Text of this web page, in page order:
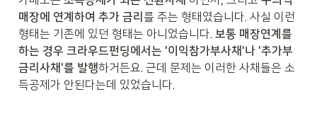
매장에 연계하여 추가 금리 를 주는 형태였습니다. 사실 이런
형태는 기존에 있던 형태는 아니었습니다. 보통 매장연계를
하는 경우 크라우드펀딩에서는 '이익참가부사채'나 '추가부
금리사채'를 발행하거든요. 근데 문제는 이러한 사채들은 소
득공제가 안된다는데 있었습니다.